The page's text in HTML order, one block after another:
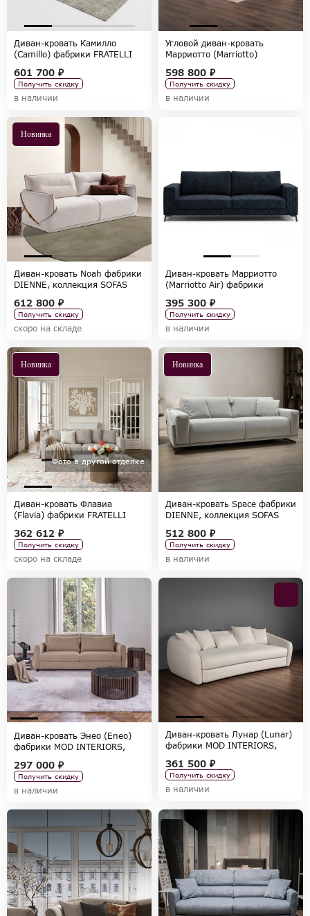
Диван-кровать Камилло
(Camillo) фабрики FRATELLI
601 700 ₽
Получить скидку
в наличии
Угловой диван-кровать
Марриотто (Marriotto)
коллекция SELECTION
598 800 ₽
Получить скидку
в наличии
Новинка
Диван-кровать Noah фабрики
DIENNE, коллекция SOFAS
612 800 ₽
Получить скидку
скоро на складе
Диван-кровать Марриотто
(Marriotto Air) фабрики
SELECTION
395 300 ₽
Получить скидку
в наличии
Новинка
Фото в другой отделке
Диван-кровать Флавиа
(Flavia) фабрики FRATELLI
362 612 ₽
Получить скидку
скоро на складе
Новинка
Диван-кровать Space фабрики
DIENNE, коллекция SOFAS
512 800 ₽
Получить скидку
в наличии
Диван-кровать Энео (Eneo)
фабрики MOD INTERIORS,
297 000 ₽
Получить скидку
в наличии
Диван-кровать Лунар (Lunar)
фабрики MOD INTERIORS,
361 500 ₽
Получить скидку
в наличии